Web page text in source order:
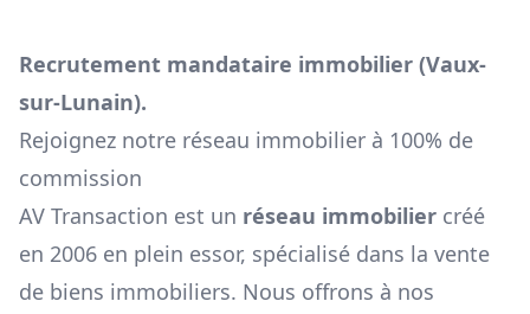
Recrutement mandataire immobilier (Vaux-
sur-Lunain).
Rejoignez notre réseau immobilier à 100% de
commission
AV Transaction est un réseau immobilier créé
en 2006 en plein essor, spécialisé dans la vente
de biens immobiliers. Nous offrons à nos